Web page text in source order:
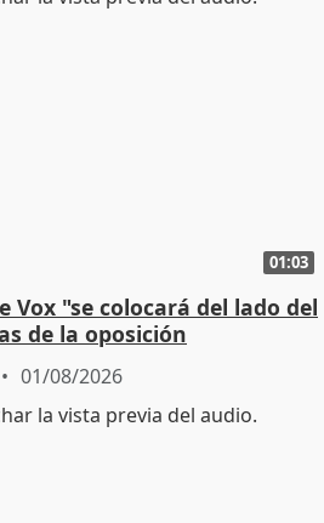
01:03
Vox "se colocará del lado del
de la oposición
01/08/2026